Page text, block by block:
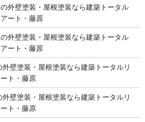
外壁塗装・屋根塗装なら建築トータル
ート・藤原
外壁塗装・屋根塗装なら建築トータル
ート・藤原
壁塗装・屋根塗装なら建築トータルリ
ト・藤原
壁塗装・屋根塗装なら建築トータルリ
ト・藤原